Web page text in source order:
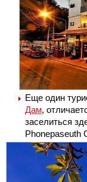
Еще один
Дам,
заселиться
Phonepaseuth